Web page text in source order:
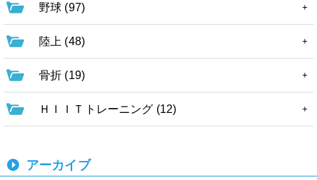
野球 (97)
陸上 (48)
骨折 (19)
ＨＩＩＴトレーニング (12)
アーカイブ